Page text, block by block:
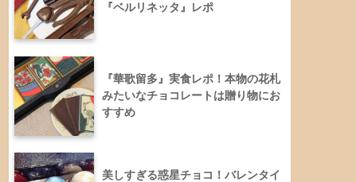
『ベルリネッタ』レポ
『華歌留多』実食レポ！本物の花札
みたいなチョコレートは贈り物にお
すすめ
美しすぎる惑星チョコ！バレンタイ